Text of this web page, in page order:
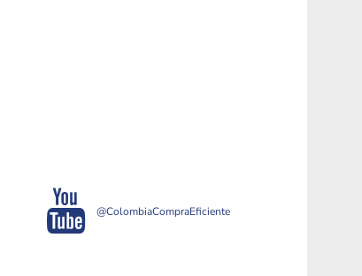
@ColombiaCompraEficiente